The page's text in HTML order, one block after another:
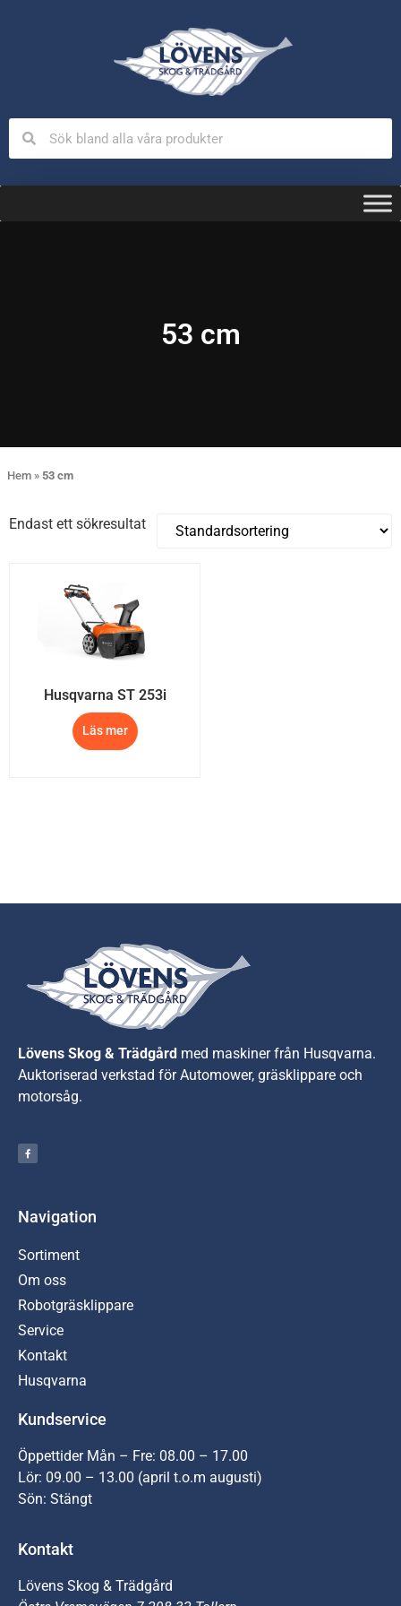
53 cm
Hem » 53 cm
Endast ett sökresultat
Husqvarna ST 253i
Läs mer
Lövens Skog & Trädgård med maskiner från Husqvarna.
Auktoriserad verkstad för Automower, gräsklippare och
motorsåg.
Navigation
Sortiment
Om oss
Robotgräsklippare
Service
Kontakt
Husqvarna
Kundservice
Öppettider Mån – Fre: 08.00 – 17.00
Lör: 09.00 – 13.00 (april t.o.m augusti)
Sön: Stängt
Kontakt
Lövens Skog & Trädgård